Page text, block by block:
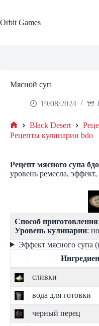
content
Orbit Games
Мясной суп
19/08/2024
Home
Black Desert
Рецепты кулинарии bdo
Рецепт мясного супа бдо
уровень ремесла, эффект,
Способ приготовления
Уровень кулинарии:
Эффект мясного супа
сливки
вода для готовки
черный перец